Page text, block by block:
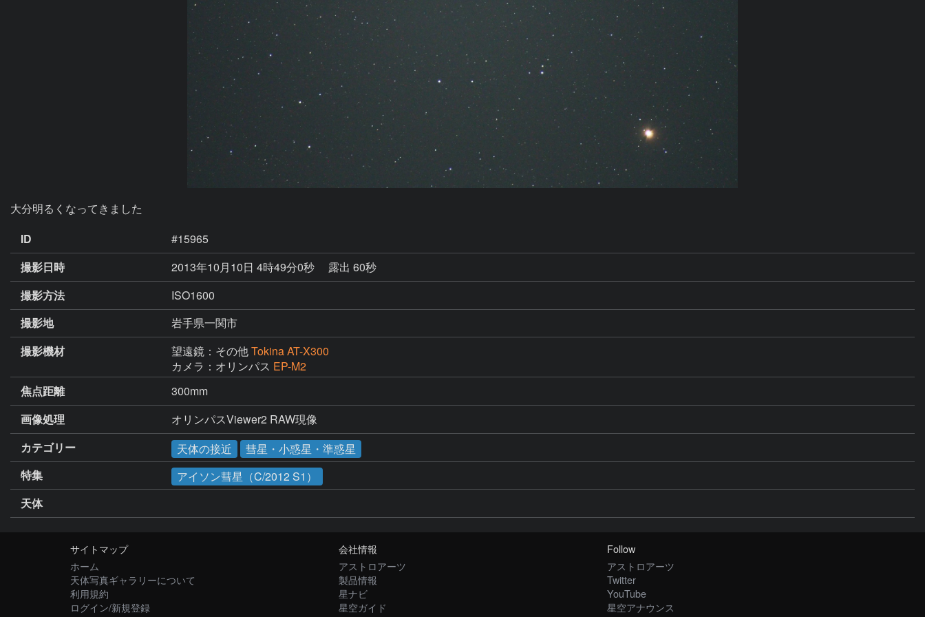
大分明るくなってきました
ID
#15965
撮影日時
2013年10月10日 4時49分0秒
露出 60秒
撮影方法
ISO1600
撮影地
岩手県一関市
撮影機材
望遠鏡：その他Tokina AT-X300
カメラ：オリンパス EP-M2
焦点距離
300mm
画像処理
オリンパスViewer2 RAW現像
カテゴリー
天体の接近
彗星・小惑星・準惑星
特集
アイソン彗星（C/2012 S1）
天体
サイトマップ
ホーム
天体写真ギャラリーについて
利用規約
ログイン/新規登録
会社情報
アストロアーツ
製品情報
星ナビ
星空ガイド
Follow
アストロアーツ
Twitter
YouTube
星空アナウンス